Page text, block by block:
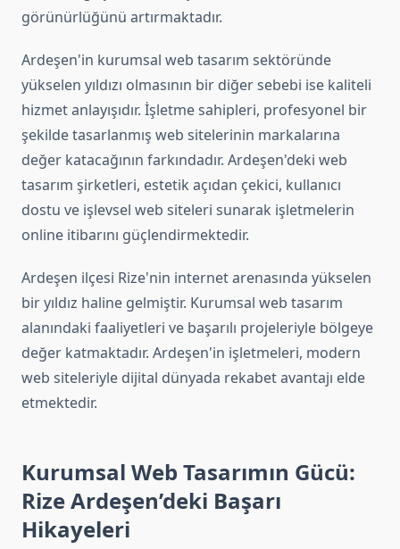
görünürlüğünü artırmaktadır.
Ardeşen'in kurumsal web tasarım sektöründe
yükselen yıldızı olmasının bir diğer sebebi ise kaliteli
hizmet anlayışıdır. İşletme sahipleri, profesyonel bir
şekilde tasarlanmış web sitelerinin markalarına
değer katacağının farkındadır. Ardeşen'deki web
tasarım şirketleri, estetik açıdan çekici, kullanıcı
dostu ve işlevsel web siteleri sunarak işletmelerin
online itibarını güçlendirmektedir.
Ardeşen ilçesi Rize'nin internet arenasında yükselen
bir yıldız haline gelmiştir. Kurumsal web tasarım
alanındaki faaliyetleri ve başarılı projeleriyle bölgeye
değer katmaktadır. Ardeşen'in işletmeleri, modern
web siteleriyle dijital dünyada rekabet avantajı elde
etmektedir.
Kurumsal Web Tasarımın Gücü:
Rize Ardeşen’deki Başarı
Hikayeleri